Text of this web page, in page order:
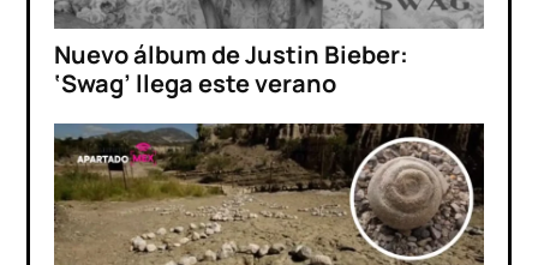
Nuevo álbum de Justin Bieber:
‘Swag’ llega este verano